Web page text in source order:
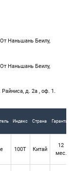
Наньшань Беилу,
Наньшань Беилу,
д. 2а , оф. 1.
Индекс Страна Гарантия
100T Китай
12
мес.